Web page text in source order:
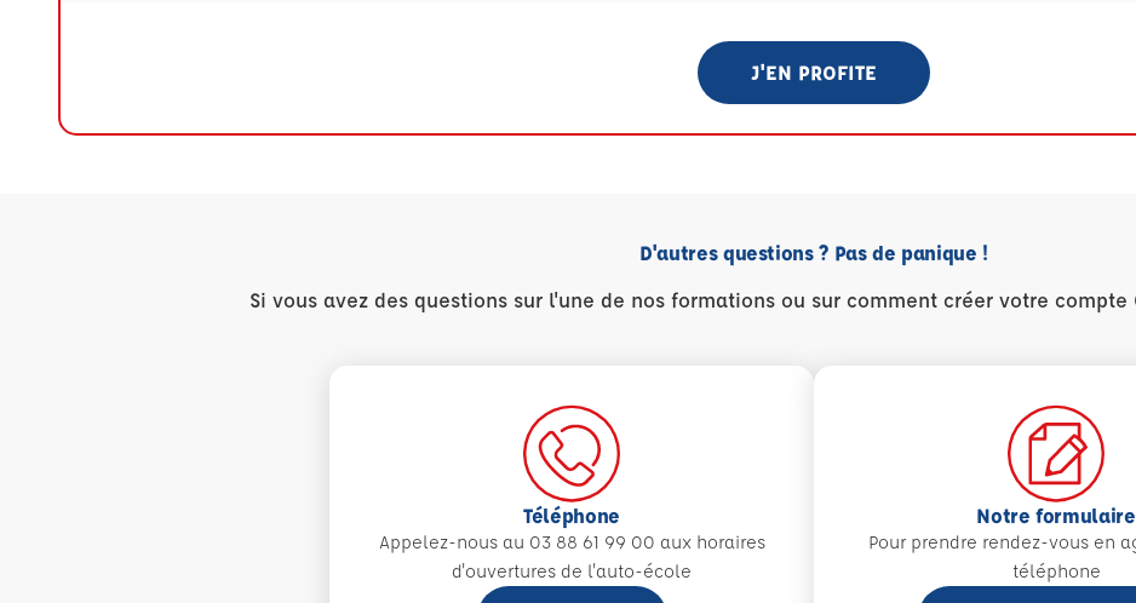
J'EN PROFITE
D'autres questions ? Pas de panique !
Si vous avez des questions sur l'une de nos formations ou sur comment créer votre compte
Téléphone
Appelez-nous au 03 88 61 99 00 aux horaires
d'ouvertures de l'auto-école
Notre formulaire
Pour prendre rendez-vous en
téléphone